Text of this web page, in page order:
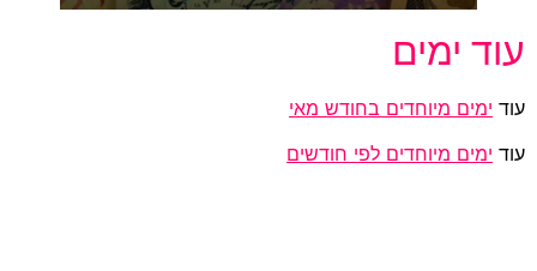
עוד ימים
עוד ימים מיוחדים בחודש מאי
עוד ימים מיוחדים לפי חודשים